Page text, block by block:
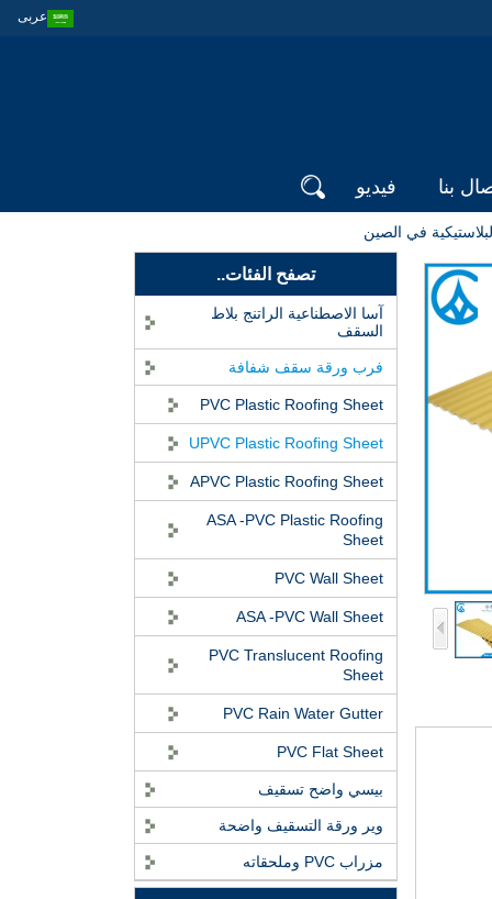
عربى
بنا فيديو
تصفح الفئات..
آسا الاصطناعية الراتنج بلاط
السقف
فرب ورقة سقف شفافة
PVC Plastic Roofing Sheet
UPVC Plastic Roofing Sheet
APVC Plastic Roofing Sheet
ASA -PVC Plastic Roofing
Sheet
PVC Wall Sheet
ASA -PVC Wall Sheet
PVC Translucent Roofing
Sheet
PVC Rain Water Gutter
PVC Flat Sheet
بيسي واضح تسقيف
وير ورقة التسقيف واضحة
مزراب PVC وملحقاته
ASA بلاط السقف الراتنج
الاصطناعي - فوشان